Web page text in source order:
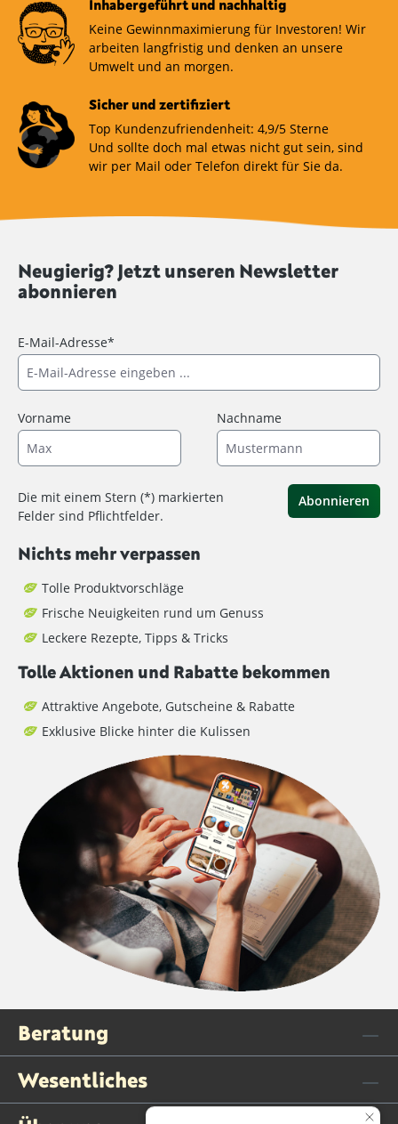
Inhabergeführt und nachhaltig
Keine Gewinnmaximierung für Investoren! Wir
arbeiten langfristig und denken an unsere
Umwelt und an morgen.
Sicher und zertifiziert
Top Kundenzufriendenheit: 4,9/5 Sterne
Und sollte doch mal etwas nicht gut sein, sind
wir per Mail oder Telefon direkt für Sie da.
Neugierig? Jetzt unseren Newsletter
abonnieren
E-Mail-Adresse*
Vorname Nachname
Die mit einem Stern (*) markierten
Felder sind Pflichtfelder.
Abonnieren
Nichts mehr verpassen
Tolle Produktvorschläge
Frische Neuigkeiten rund um Genuss
Leckere Rezepte, Tipps & Tricks
Tolle Aktionen und Rabatte bekommen
Attraktive Angebote, Gutscheine & Rabatte
Exklusive Blicke hinter die Kulissen
Beratung
Wesentliches